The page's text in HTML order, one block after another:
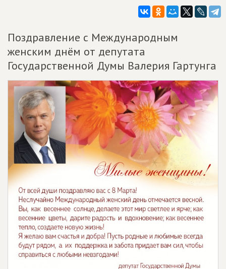
Поздравление с Международным
женcким днём от депутата
Государственной Думы Валерия Гартунга